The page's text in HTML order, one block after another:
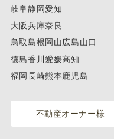
岐阜静岡愛知
大阪兵庫奈良
鳥取島根岡山広島山口
徳島香川愛媛高知
福岡長崎熊本鹿児島
不動産オーナー様